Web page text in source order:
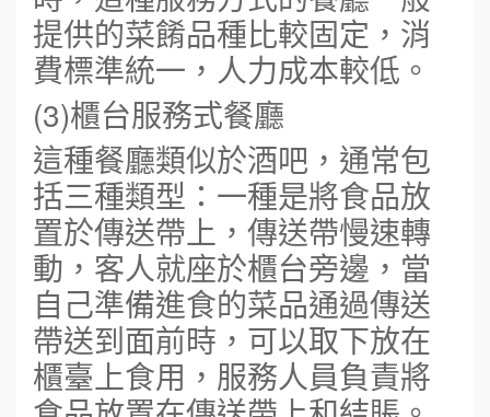
提供的菜餚品種比較固定，消
費標準統一，人力成本較低。
(3)櫃台服務式餐廳
這種餐廳類似於酒吧，通常包
括三種類型：一種是將食品放
置於傳送帶上，傳送帶慢速轉
動，客人就座於櫃台旁邊，當
自己準備進食的菜品通過傳送
帶送到面前時，可以取下放在
櫃臺上食用，服務人員負責將